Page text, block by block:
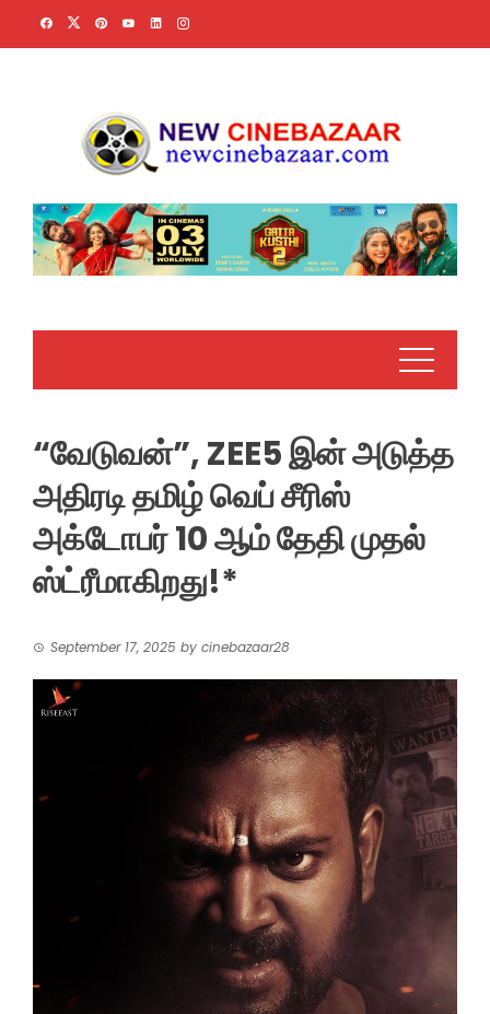
“வேடுவன்”, ZEE5 இன் அடுத்த
அதிரடி தமிழ் வெப் சீரிஸ்
அக்டோபர் 10 ஆம் தேதி முதல்
ஸ்ட்ரீமாகிறது!*
September 17, 2025 by cinebazaar28